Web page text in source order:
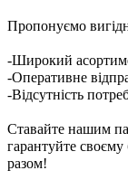
Пропонуємо
-Широкий
-Оперативне
-Відсутність
Ставайте нашим
гарантуйте своєму
разом!